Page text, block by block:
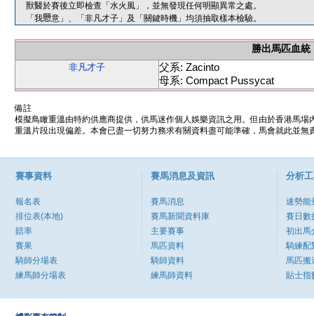
獸醫於賽後立即檢查「水火風」，並無發現任何明顯異常之處。
「我𢥧意」、「非凡才子」及「關鍵時機」均須抽取樣本檢驗。
勝出馬匹血統
非凡才子
父系: Zacinto
母系: Compact Pussycat
備註
模擬鳥瞰重溫由特約供應商提供，供馬迷作個人娛樂資訊之用。但由於香港馬
重溫片段出現偏差。本會已盡一切努力務求有關資料盡可能準確，馬會就此並
賽事資料
報名表
排位表(本地)
賠率
賽果
騎師分場表
練馬師分場表
賽馬消息及資訊
賽馬消息
賽馬新聞資料庫
主要賽事
馬匹資料
騎師資料
練馬師資料
分析
速勢能
賽日數
初出馬
騎練配
馬匹搬
貼士指